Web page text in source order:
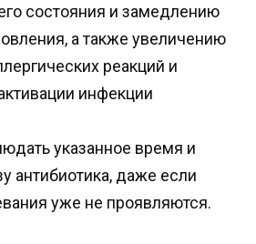
состояния и замедлению
а также увеличению
реакций и
инфекции
указанное время и
антибиотика, даже если
уже не проявляются.